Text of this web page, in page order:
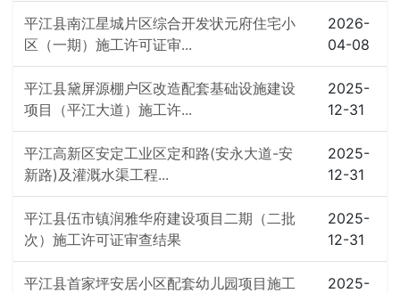
平江县南江星城片区综合开发状元府住宅小
区（一期）施工许可证审...
2026-
04-08
平江县黛屏源棚户区改造配套基础设施建设
项目（平江大道）施工许...
2025-
12-31
平江高新区安定工业区定和路(安永大道-安
新路)及灌溉水渠工程...
2025-
12-31
平江县伍市镇润雅华府建设项目二期（二批
次）施工许可证审查结果
2025-
12-31
平江县首家坪安居小区配套幼儿园项目施工
2025-